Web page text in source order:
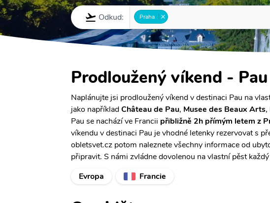
Odkud: Praha
Prodloužený víkend - Pau
Naplánujte jsi prodloužený víkend v destinaci Pau na
jako napříkladChâteau de Pau, Musee des Beaux Arts,
Pau se nachází ve Francii přibližně 2h přímým letem z
víkendu v destinaci Pau je vhodné letenky rezervovat s
obletsvet.cz potom naleznete všechny informace od
připravit. S námi zvládne dovolenou na vlastní pěst každý
Evropa
Francie